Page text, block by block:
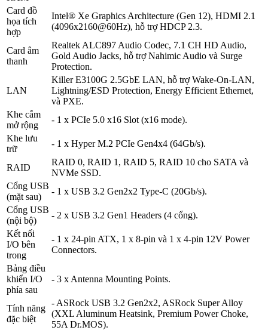
Card đồ
họa tích
hợp
Intel® Xe Graphics Architecture (Gen 12), HDMI 2.1
(4096x2160@60Hz), hỗ trợ HDCP 2.3.
Card âm
thanh
Realtek ALC897 Audio Codec, 7.1 CH HD Audio,
Gold Audio Jacks, hỗ trợ Nahimic Audio và Surge
Protection.
LAN
Killer E3100G 2.5GbE LAN, hỗ trợ Wake-On-LAN,
Lightning/ESD Protection, Energy Efficient Ethernet,
và PXE.
Khe cắm
mở rộng
- 1 x PCIe 5.0 x16 Slot (x16 mode).
Khe lưu
trữ
- 1 x Hyper M.2 PCIe Gen4x4 (64Gb/s).
RAID
RAID 0, RAID 1, RAID 5, RAID 10 cho SATA và
NVMe SSD.
Cổng USB
(mặt sau)
- 1 x USB 3.2 Gen2x2 Type-C (20Gb/s).
Cổng USB
(nội bộ)
- 2 x USB 3.2 Gen1 Headers (4 cổng).
Kết nối
I/O bên
trong
- 1 x 24-pin ATX, 1 x 8-pin và 1 x 4-pin 12V Power
Connectors.
Bảng điều
khiển I/O
phía sau
- 3 x Antenna Mounting Points.
Tính năng
đặc biệt
- ASRock USB 3.2 Gen2x2, ASRock Super Alloy
(XXL Aluminum Heatsink, Premium Power Choke,
55A Dr.MOS).